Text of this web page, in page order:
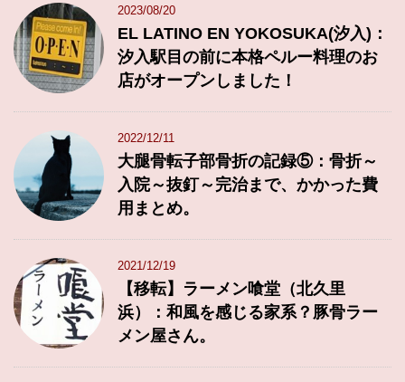
2023/08/20
EL LATINO EN YOKOSUKA(汐入)：
汐入駅目の前に本格ペルー料理のお
店がオープンしました！
2022/12/11
大腿骨転子部骨折の記録⑤：骨折～
入院～抜釘～完治まで、かかった費
用まとめ。
2021/12/19
【移転】ラーメン喰堂（北久里
浜）：和風を感じる家系？豚骨ラー
メン屋さん。